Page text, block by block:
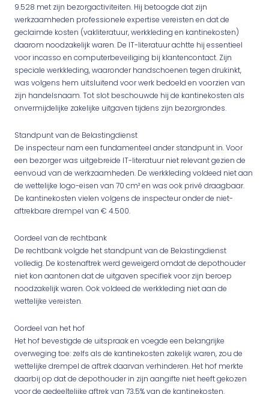
9.528 met zijn bezorgactiviteiten. Hij betoogde dat zijn
werkzaamheden professionele expertise vereisten en dat de
geclaimde kosten (vakliteratuur, werkkleding en kantinekosten)
daarom noodzakelijk waren. De IT-literatuur achtte hij essentieel
voor incasso en computerbeveiliging bij klantencontact. Zijn
speciale werkkleding, waaronder handschoenen tegen drukinkt,
was volgens hem uitsluitend voor werk bedoeld en voorzien van
zijn handelsnaam. Tot slot beschouwde hij de kantinekosten als
onvermijdelijke zakelijke uitgaven tijdens zijn bezorgrondes.
Standpunt van de Belastingdienst
De inspecteur nam een fundamenteel ander standpunt in. Voor
een bezorger was uitgebreide IT-literatuur niet relevant gezien de
eenvoud van de werkzaamheden. De werkkleding voldeed niet aan
de wettelijke logo-eisen van 70 cm² en was ook privé draagbaar.
De kantinekosten vielen volgens de inspecteur onder de niet-
aftrekbare drempel van € 4.500.
Oordeel van de rechtbank
De rechtbank volgde het standpunt van de Belastingdienst
volledig. De kostenaftrek werd geweigerd omdat de depothouder
niet kon aantonen dat de uitgaven specifiek voor zijn beroep
noodzakelijk waren. Ook voldeed de werkkleding niet aan de
wettelijke vereisten.
Oordeel van het hof
Het hof bevestigde de uitspraak en voegde een belangrijke
overweging toe: zelfs als de kantinekosten zakelijk waren, zou de
wettelijke drempel de aftrek daarvan verhinderen. Het hof merkte
daarbij op dat de depothouder in zijn aangifte niet heeft gekozen
voor de gedeeltelijke aftrek van 73,5% van de kantinekosten.